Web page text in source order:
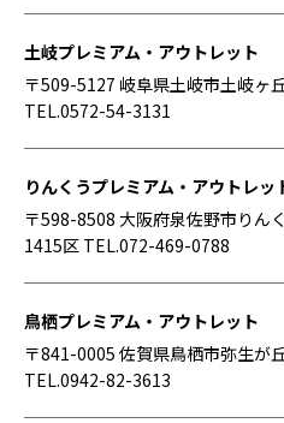
土岐プレミアム・アウトレット
〒509-5127 岐阜県土岐市土岐ヶ
TEL.0572-54-3131
りんくうプレミアム・アウトレッ
〒598-8508 大阪府泉佐野市りん
1415区 TEL.072-469-0788
鳥栖プレミアム・アウトレット
〒841-0005 佐賀県鳥栖市弥生が
TEL.0942-82-3613